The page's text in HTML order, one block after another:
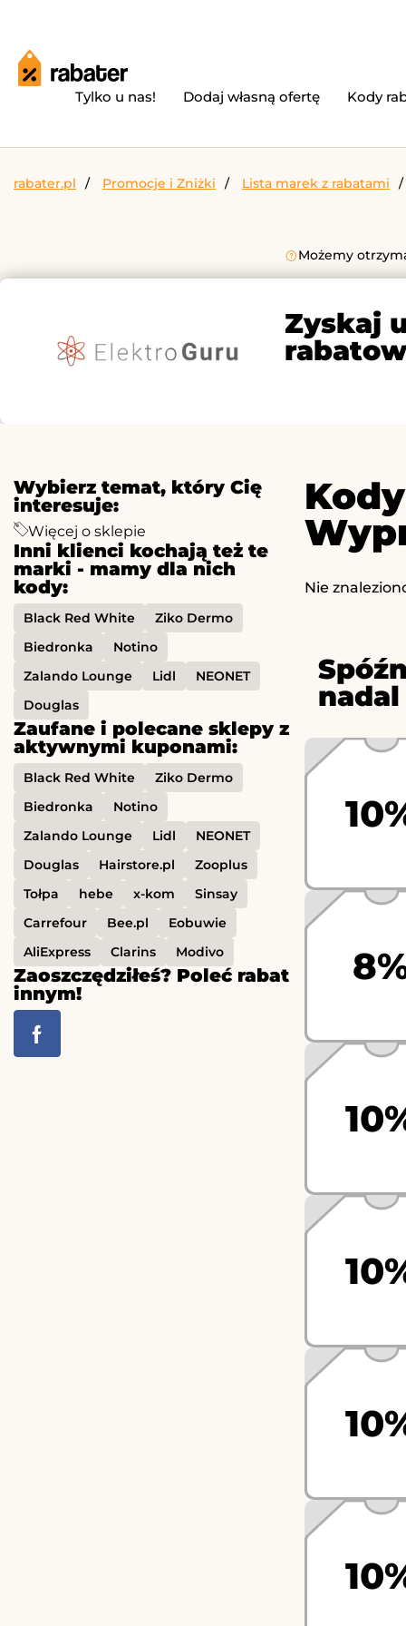
Tylko u nas! Dodaj własną ofertę Kody
rabater.pl Promocje i Zniżki Lista marek z rabatami
Możemy
Zyskaj
Wybierz temat, który Cię
interesuje:
Więcej o sklepie
Inni klienci kochają też te
marki - mamy dla nich
kody:
Black Red White
Ziko Dermo
Biedronka
Notino
Zalando Lounge
Lidl
NEONET
Douglas
Zaufane i polecane sklepy z
aktywnymi kuponami:
Black Red White
Ziko Dermo
Biedronka
Notino
Zalando Lounge
Lidl
NEONET
Douglas
Hairstore.pl
Zooplus
Tołpa
hebe x-kom
Sinsay
Carrefour
Bee.pl
Eobuwie
AliExpress
Clarins Modivo
Zaoszczędziłeś? Poleć rabat
innym!
Nie